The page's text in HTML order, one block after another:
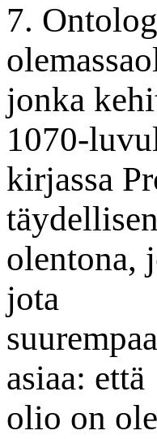
7.
jonka
1070-
kirjassa
olentona,
jota
asiaa: että
olio on